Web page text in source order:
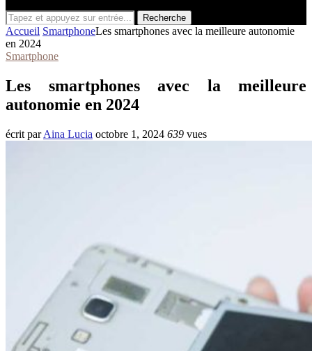
Recherche
Accueil SmartphoneLes smartphones avec la meilleure autonomie
en 2024
Smartphone
Les smartphones avec la meilleure
autonomie en 2024
écrit parAina Lucia octobre 1, 2024 639 vues